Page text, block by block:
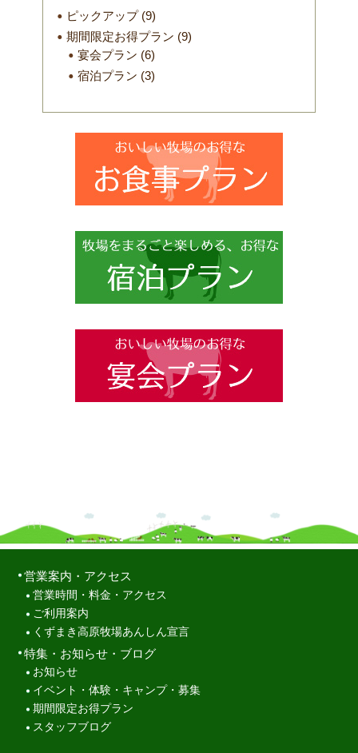
ピックアップ(9)
期間限定お得プラン (9)
宴会プラン (6)
宿泊プラン (3)
営業案内・アクセス
営業時間・料金・アクセス
ご利用案内
くずまき高原牧場あんしん宣言
特集・お知らせ・ブログ
お知らせ
イベント・体験・キャンプ・募集
期間限定お得プラン
スタッフブログ